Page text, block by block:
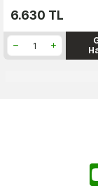
6.630 TL